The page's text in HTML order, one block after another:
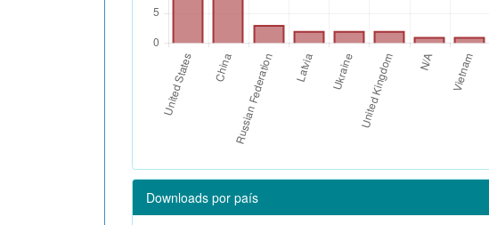
Downloads por país